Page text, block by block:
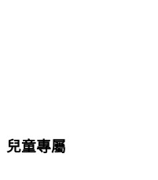
兒童專屬